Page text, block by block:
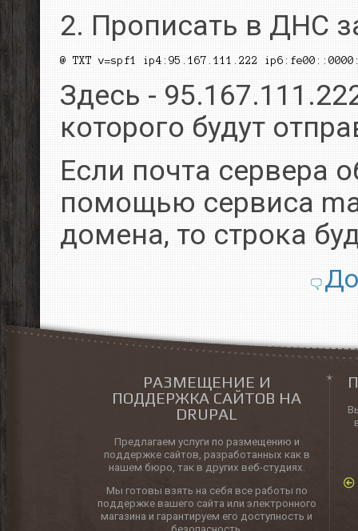
2. Прописать в ДНС
Здесь -
которого будут
Если почта сервера
помощью сервиса
домена, то строка
РАЗМЕЩЕНИЕ И
ПОДДЕРЖКА САЙТОВ НА
DRUPAL
Предлагаем услуги по размещению и
поддержке сайтов, разработанных как в
нашем бюро, так в других веб-студиях.
Мы готовы взять на себя все работы по
поддержке вашего сайта или электронного
магазина и гарантируем его доступность и